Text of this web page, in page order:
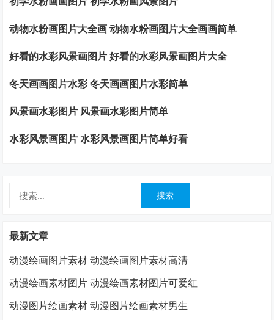
动物水粉画图片大全画 动物水粉画图片大全画画简单
好看的水彩风景画图片 好看的水彩风景画图片大全
冬天画画图片水彩 冬天画画图片水彩简单
风景画水彩图片 风景画水彩图片简单
水彩风景画图片 水彩风景画图片简单好看
最新文章
动漫绘画图片素材 动漫绘画图片素材高清
动漫绘画素材图片 动漫绘画素材图片可爱红
动漫图片绘画素材 动漫图片绘画素材男生